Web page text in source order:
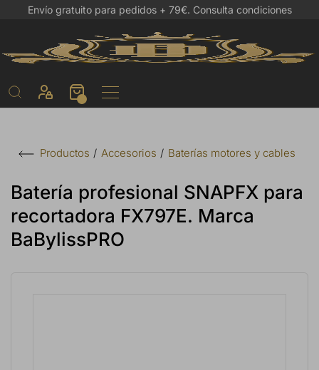
Envío gratuito para pedidos + 79€. Consulta condiciones
Productos Accesorios Baterías motores y cables
Batería profesional SNAPFX para
recortadora FX797E. Marca
BaBylissPRO